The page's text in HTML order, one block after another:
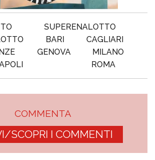
SUPERENALOTTO
BARI
CAGLIARI
GENOVA
MILANO
ROMA
COMMENTA
SCOPRI I COMMENTI